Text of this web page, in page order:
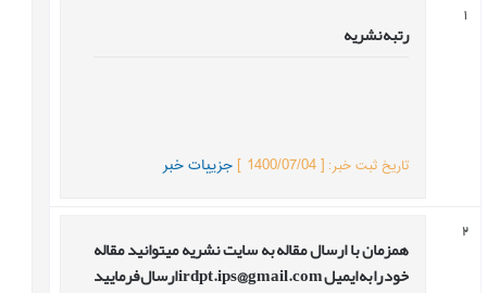
رتبه نشریه
تاریخ ثبت خبر:
[
1400/07/04
] جزییات خبر
2
همزمان با ارسال مقاله به سایت نشریه میتوانید مقاله
خود را به ایمیل irdpt.ips@gmail.com ارسال فرمایید